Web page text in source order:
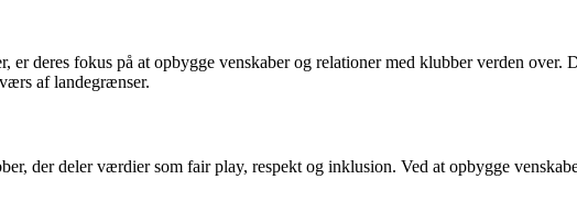
deres fokus på at opbygge venskaber og relationer med klubber verden
af landegrænser.
der deler værdier som fair play, respekt og inklusion. Ved at opbygge